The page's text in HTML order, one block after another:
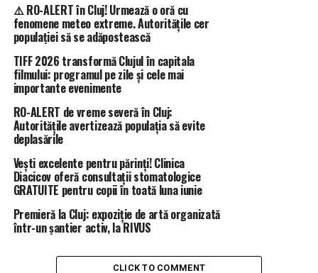
⚠️ RO-ALERT în Cluj! Urmează o oră cu
fenomene meteo extreme. Autoritățile cer
populației să se adăpostească
TIFF 2026 transformă Clujul în capitala
filmului: programul pe zile și cele mai
importante evenimente
RO-ALERT de vreme severă în Cluj:
Autoritățile avertizează populația să evite
deplasările
Vești excelente pentru părinți! Clinica
Diacicov oferă consultații stomatologice
GRATUITE pentru copii în toată luna iunie
Premieră la Cluj: expoziție de artă organizată
într-un șantier activ, la RIVUS
CLICK TO COMMENT